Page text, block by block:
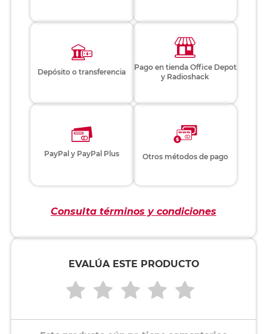
Depósito o transferencia
Pago en tienda Office Depot
y Radioshack
PayPal y PayPal Plus Otros métodos de pago
Consulta términos y condiciones
EVALÚA ESTE PRODUCTO